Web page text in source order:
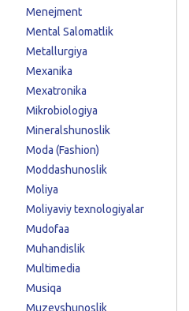
Menejment
Mental Salomatlik
Metallurgiya
Mexanika
Mexatronika
Mikrobiologiya
Mineralshunoslik
Moda (Fashion)
Moddashunoslik
Moliya
Moliyaviy texnologiyalar
Mudofaa
Muhandislik
Multimedia
Musiqa
Muzeyshunoslik